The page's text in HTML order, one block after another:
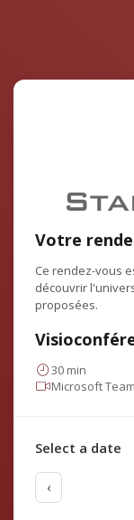
Votre
Ce rendez-vous
découvrir
proposées.
30 min
Microsoft
Select a date
‹